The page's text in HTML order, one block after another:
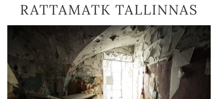
RATTAMATK TALLINNAS